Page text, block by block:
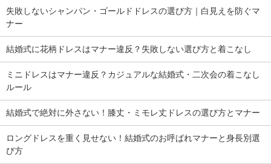
失敗しないシャンパン・ゴールドドレスの選び方｜白見えを防ぐマ
ナー
結婚式に花柄ドレスはマナー違反？失敗しない選び方と着こなし
ミニドレスはマナー違反？カジュアルな結婚式・二次会の着こなし
ルール
結婚式で絶対に外さない！膝丈・ミモレ丈ドレスの選び方とマナー
ロングドレスを重く見せない！結婚式のお呼ばれマナーと身長別選
び方